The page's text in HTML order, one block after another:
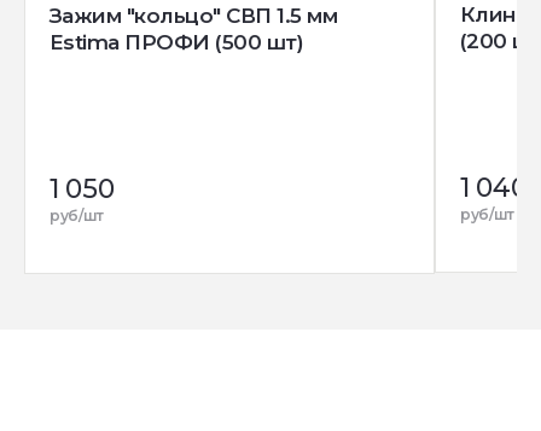
Зажим "кольцо" СВП 1.5 мм
Estima ПРОФИ (500 шт)
1 050
руб/шт
Клин
(200
1 040
руб/шт